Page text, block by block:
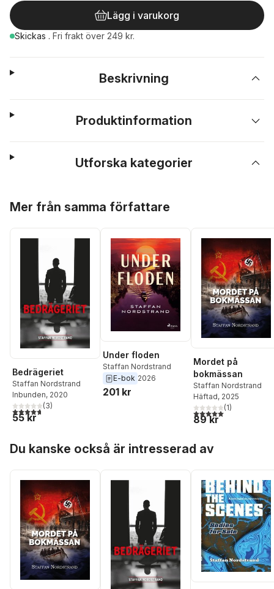
Lägg i varukorg
Skickas . Fri frakt över 249 kr.
Beskrivning
Produktinformation
Utforska kategorier
Mer från samma författare
Bedrägeriet
Staffan Nordstrand
Inbunden, 2020
4,7utav 5 stjärnor. Totalt antal röster:
(3)
55 kr
Under floden
Staffan Nordstrand
E-bok 2026
201 kr
Mordet på
bokmässan
Staffan Nordstrand
Häftad, 2025
5,0utav 5 stjärnor.
(1)
89 kr
Du kanske också är intresserad av